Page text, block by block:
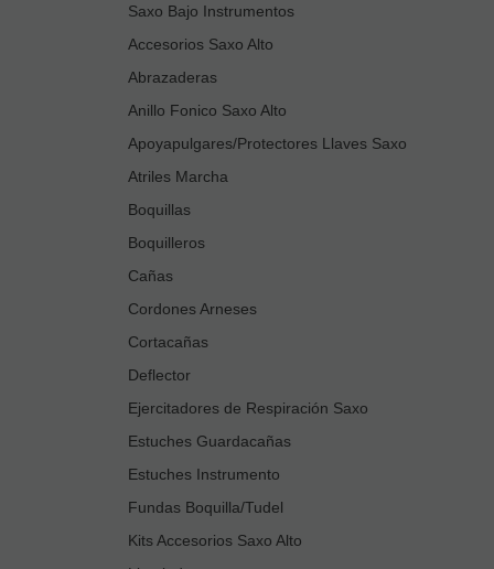
Saxo Bajo Instrumentos
Accesorios Saxo Alto
Abrazaderas
Anillo Fonico Saxo Alto
Apoyapulgares/Protectores Llaves Saxo
Atriles Marcha
Boquillas
Boquilleros
Cañas
Cordones Arneses
Cortacañas
Deflector
Ejercitadores de Respiración Saxo
Estuches Guardacañas
Estuches Instrumento
Fundas Boquilla/Tudel
Kits Accesorios Saxo Alto